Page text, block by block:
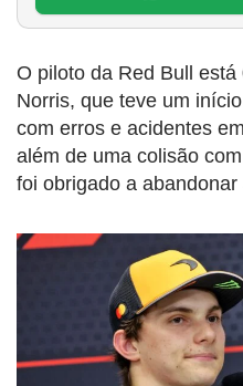
O piloto da Red Bull
Norris, que teve um
com erros e acidentes
além de uma colisão
foi obrigado a abandonar